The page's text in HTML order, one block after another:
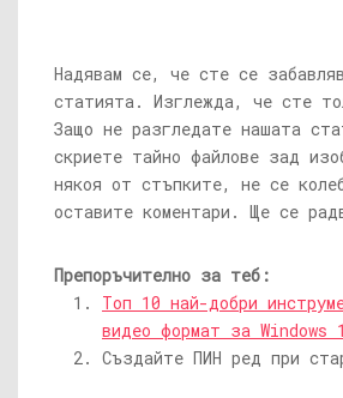
Надявам се, че сте се
статията. Изглежда, че сте
Защо не разгледате нашата
скриете тайно файлове зад
някоя от стъпките, не се
оставите коментари. Ще се
Препоръчително за теб:
Топ 10 най-добри
видео формат за Windows
Създайте ПИН ред при